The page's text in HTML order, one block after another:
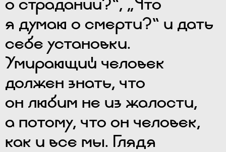
я думаю о смерти?“ и дать
себе установки.
Умирающий человек
должен знать, что
он любим не из жалости,
а потому, что он человек,
как и все мы. Глядя